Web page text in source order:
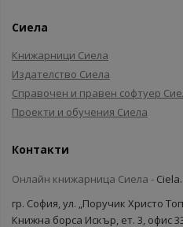
Сиела
Книжарници Сиела
Издателство Сиела
Справочен и правен софтуер
Проекти и обучения Сиела
Контакти
Онлайн книжарница Сиела -
гр. София, ул. „Поручик Христо
Книжна борса Искър, ет. 3, офис